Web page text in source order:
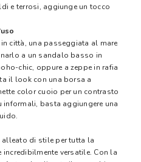
e terrosi, aggiunge un tocco
città, una passeggiata al mare
a un sandalo basso in
chic, oppure a zeppe in rafia
il look con una borsa a
color cuoio per un contrasto
basta aggiungere una
alleato di stile per tutta la
versatile. Con la